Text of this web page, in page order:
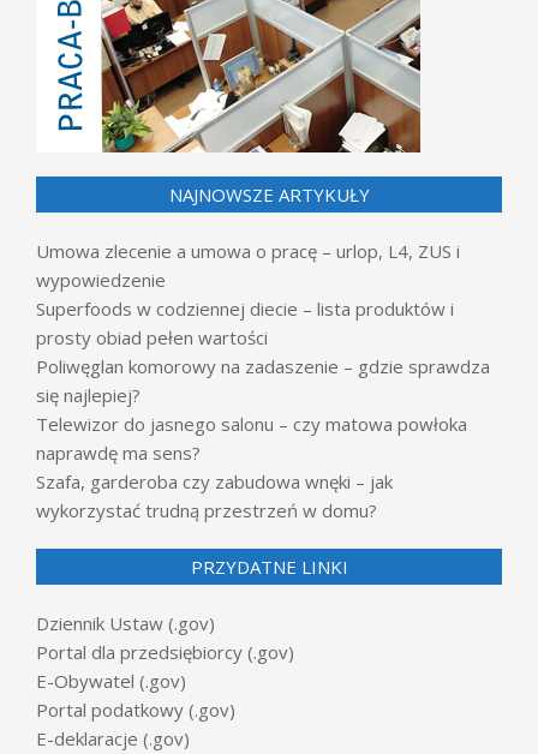
NAJNOWSZE ARTYKUŁY
Umowa zlecenie a umowa o pracę – urlop, L4, ZUS i
wypowiedzenie
Superfoods w codziennej diecie – lista produktów i
prosty obiad pełen wartości
Poliwęglan komorowy na zadaszenie – gdzie sprawdza
się najlepiej?
Telewizor do jasnego salonu – czy matowa powłoka
naprawdę ma sens?
Szafa, garderoba czy zabudowa wnęki – jak
wykorzystać trudną przestrzeń w domu?
PRZYDATNE LINKI
Dziennik Ustaw (.gov)
Portal dla przedsiębiorcy (.gov)
E-Obywatel (.gov)
Portal podatkowy (.gov)
E-deklaracje (.gov)